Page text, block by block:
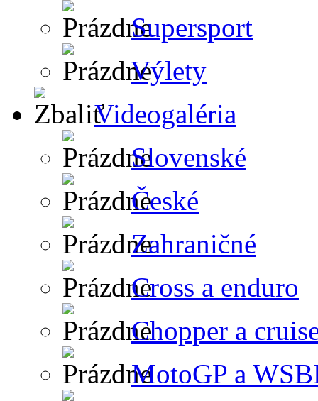
Supersport
Výlety
Videogaléria
Slovenské
České
Zahraničné
Cross a enduro
Chopper a
MotoGP a